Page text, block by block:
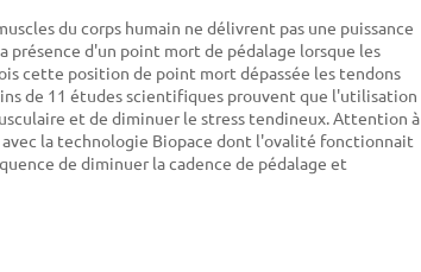
du corps humain ne délivrent pas une puissance
présence d'un point mort de pédalage lorsque les
cette position de point mort dépassée les tendons
de 11 études scientifiques prouvent que l'utilisation
et de diminuer le stress tendineux. Attention à
la technologie Biopace dont l'ovalité fonctionnait
de diminuer la cadence de pédalage et